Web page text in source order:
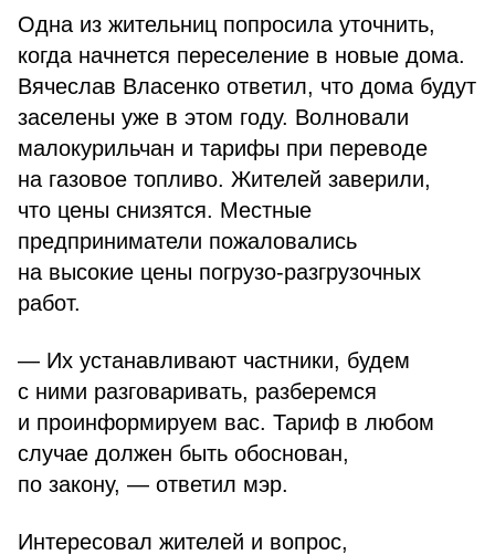
Одна из жительниц попросила уточнить,
когда начнется переселение в новые дома.
Вячеслав Власенко ответил, что дома будут
заселены уже в этом году. Волновали
малокурильчан и тарифы при переводе
на газовое топливо. Жителей заверили,
что цены снизятся. Местные
предприниматели пожаловались
на высокие цены погрузо-разгрузочных
работ.
— Их устанавливают частники, будем
с ними разговаривать, разберемся
и проинформируем вас. Тариф в любом
случае должен быть обоснован,
по закону, — ответил мэр.
Интересовал жителей и вопрос,